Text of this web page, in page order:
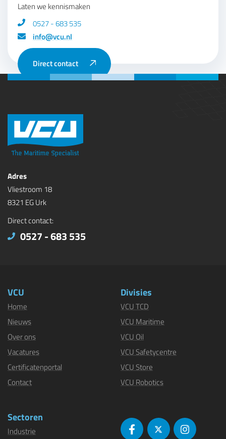
Laten we kennismaken
0527 - 683 535
info@vcu.nl
Direct contact
Adres
Vliestroom 18
8321 EG Urk
Direct contact:
0527 - 683 535
VCU
Home
Nieuws
Over ons
Vacatures
Certificatenportal
Contact
Divisies
VCU TCD
VCU Maritime
VCU Oil
VCU Safetycentre
VCU Store
VCU Robotics
Sectoren
Industrie